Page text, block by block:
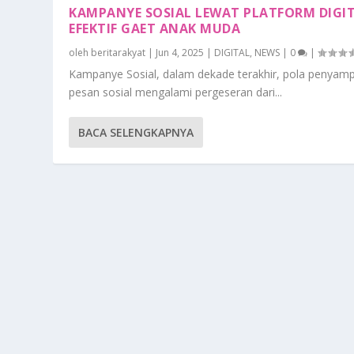
KAMPANYE SOSIAL LEWAT PLATFORM
EFEKTIF GAET ANAK MUDA
oleh beritarakyat | Jun 4, 2025 | DIGITAL, NEWS | 0 |
Kampanye Sosial, dalam dekade terakhir, pola
pesan sosial mengalami pergeseran dari...
BACA SELENGKAPNYA